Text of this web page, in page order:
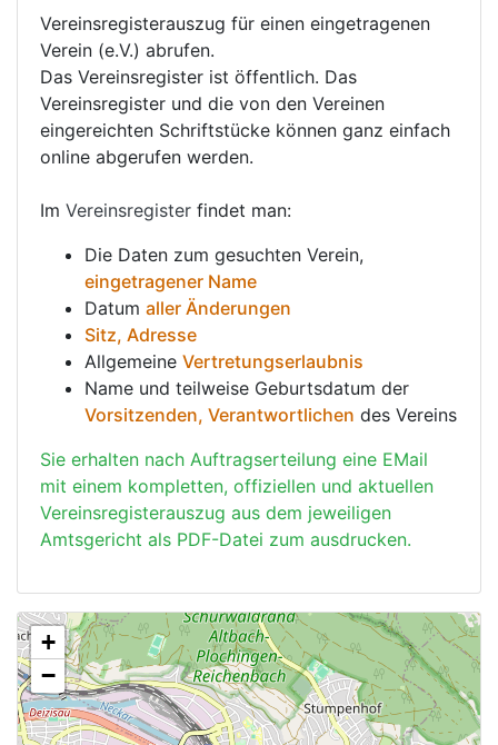
Vereinsregisterauszug für einen eingetragenen
Verein (e.V.) abrufen.
Das Vereinsregister ist öffentlich. Das
Vereinsregister und die von den Vereinen
eingereichten Schriftstücke können ganz einfach
online abgerufen werden.
Im Vereinsregister findet man:
Die Daten zum gesuchten Verein,
eingetragener Name
Datum aller Änderungen
Sitz, Adresse
Allgemeine Vertretungserlaubnis
Name und teilweise Geburtsdatum der
Vorsitzenden, Verantwortlichen des Vereins
Sie erhalten nach Auftragserteilung eine EMail
mit einem kompletten, offiziellen und aktuellen
Vereinsregisterauszug aus dem jeweiligen
Amtsgericht als PDF-Datei zum ausdrucken.
+
−